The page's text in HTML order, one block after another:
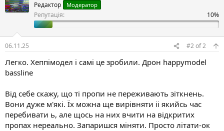
Редактор Модератор
Репутація:
06.11.25 #2of2
Легко. Хеппімодел і самі це зробили. Дрон happymodel
bassline
Від себе скажу, що ті пропи не переживають зіткнень.
Вони дуже м'які. Їх можна ще вирівняти іі якийсь час
перебивати ь, але щось на них вчити на відкритих
пропах нереально. Запаришся міняти. Просто літати-ок